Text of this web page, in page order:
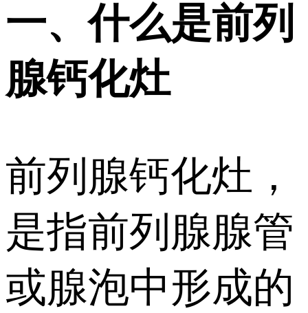
一、什么是前列
腺钙化灶
前列腺钙化灶，
是指前列腺腺管
或腺泡中形成的